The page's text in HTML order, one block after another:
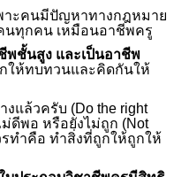
าะคนมีปัญหาทางกฎหมาย
นทุกคน เหมือนอาชีพครู
พชั้นสูง และเป็นอาชีพ
กให้ทบทวนและคิดกันให้
แล้วครับ (Do the right
ดีพอ หรือยังไม่ถูก (Not
รทำคือ ทำสิ่งที่ถูกให้ถูกให้